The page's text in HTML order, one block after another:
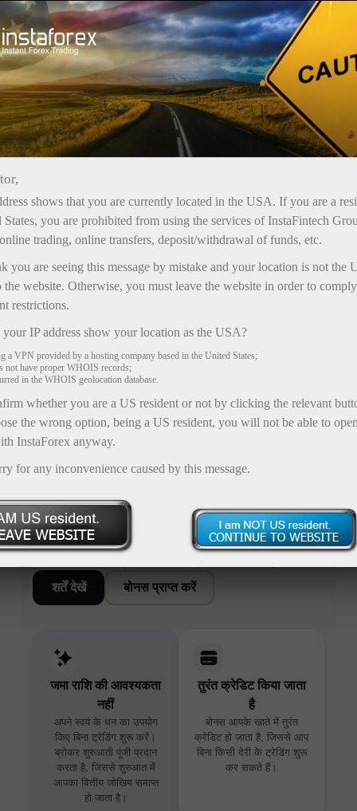
प्रमोशन
InstaForex बोनस
बोनस अधिकतम राशि, खाते में क्रेडिट होने की शर्तों और ट्रेडिंग में
अनुमत उपयोग के आधार पर अलग-अलग होते हैं।
प्रतिबंध के खाते से निकाला जा सकता है।
अपनी जमा राशि पर ×1000 तक बोनस
विशेष X-अकाउंट्स में 1:5000 तक लीवरेज और 1,000% से 10,000%
तक बोनस उपलब्ध है, जिससे उच्च अस्थिरता वाली बाजार परिस्थितियों में
शर्तें देखें बोनस प्राप्त करें
जमा राशि की आवश्यकता
नहीं
अपने स्वयं के धन का उपयोग
किए बिना ट्रेडिंग शुरू करें।
ब्रोकर शुरुआती पूंजी प्रदान
करता है, जिससे शुरुआत में
आपका वित्तीय जोखिम समाप्त
हो जाता है।
तुरंत क्रेडिट किया जाता
है
बोनस आपके खाते में तुरंत
क्रेडिट हो जाता है, जिससे आप
बिना किसी देरी के ट्रेडिंग शुरू
कर सकते हैं।
shows that you are currently located in the USA. If you are a
States, you are prohibited from using the services of InstaFintech
trading, online transfers, deposit/withdrawal of funds, etc.
you are seeing this message by mistake and your location is not the
the website. Otherwise, you must leave the website in order to
restrictions.
IP address show your location as the USA?
a VPN provided by a hosting company based in the United States;
not have proper WHOIS records;
in the WHOIS geolocation database.
whether you are a US resident or not by clicking the relevant
the wrong option, being a US resident, you will not be able to
InstaForex anyway.
for any inconvenience caused by this message.